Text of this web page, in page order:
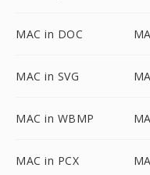
MAC in DOC
MAC in SVG
MAC in WBMP
MAC in PCX